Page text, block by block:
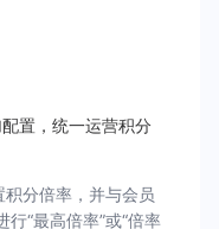
置，统一运营积分
分倍率，并与会员
“最高倍率”或“倍率